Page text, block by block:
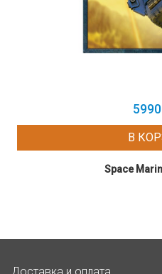
В
Space